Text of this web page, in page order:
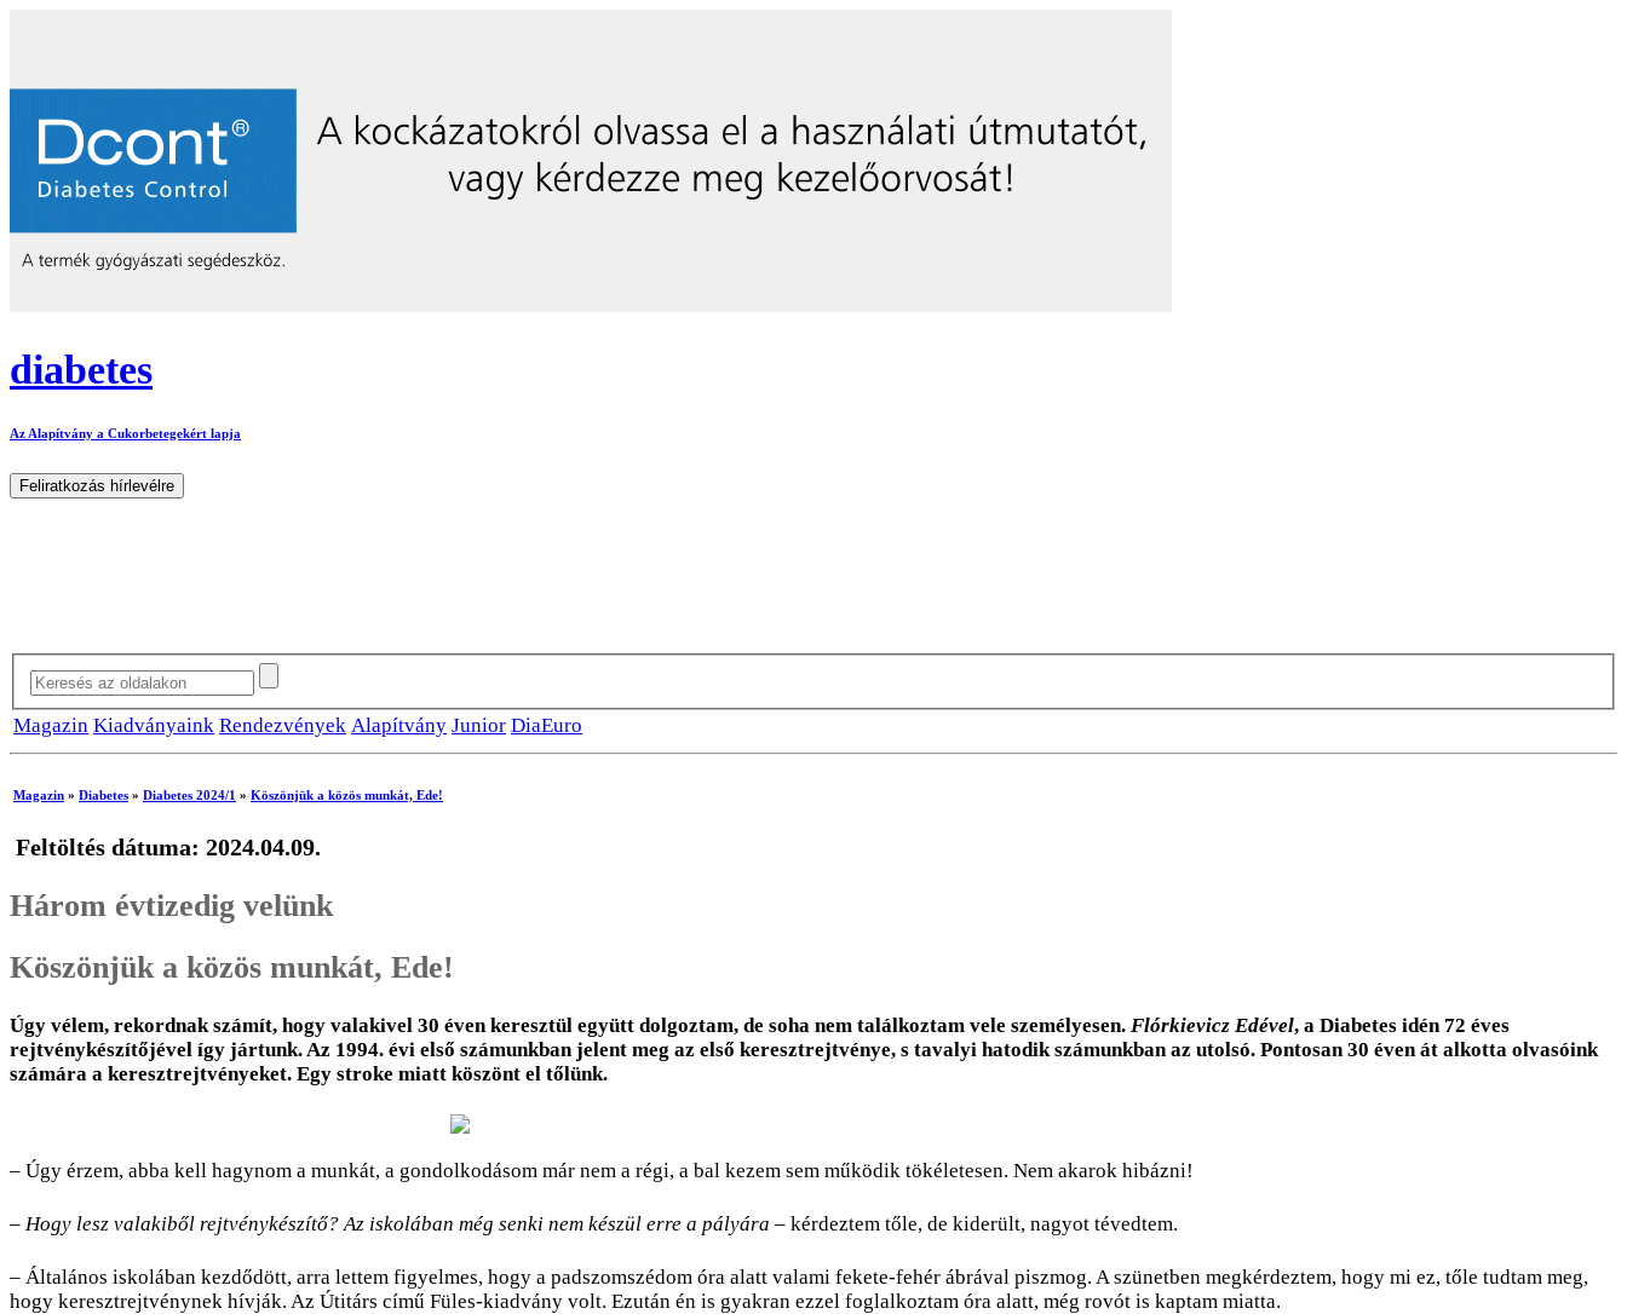
diabetes
Az Alapítvány a Cukorbetegekért lapja
Magazin Kiadványaink Rendezvények Alapítvány Junior DiaEuro
Magazin » Diabetes » Diabetes 2024/1 » Köszönjük a közös munkát, Ede!
Feltöltés dátuma: 2024.04.09.
Három évtizedig velünk
Köszönjük a közös munkát, Ede!
Úgy vélem, rekordnak számít, hogy valakivel 30 éven keresztül együtt dolgoztam, de soha nem találkoztam vele személyesen. Flórkievicz Edével, a Diabetes idén 72 éves
rejtvénykészítőjével így jártunk. Az 1994. évi első számunkban jelent meg az első keresztrejtvénye, s tavalyi hatodik számunkban az utolsó. Pontosan 30 éven át alkotta olvasóink
számára a keresztrejtvényeket. Egy stroke miatt köszönt el tőlünk.
– Úgy érzem, abba kell hagynom a munkát, a gondolkodásom már nem a régi, a bal kezem sem működik tökéletesen. Nem akarok hibázni!
– Hogy lesz valakiből rejtvénykészítő? Az iskolában még senki nem készül erre a pályára – kérdeztem tőle, de kiderült, nagyot tévedtem.
– Általános iskolában kezdődött, arra lettem figyelmes, hogy a padszomszédom óra alatt valami fekete-fehér ábrával piszmog. A szünetben megkérdeztem, hogy mi ez, tőle tudtam meg,
hogy keresztrejtvénynek hívják. Az Útitárs című Füles-kiadvány volt. Ezután én is gyakran ezzel foglalkoztam óra alatt, még rovót is kaptam miatta.